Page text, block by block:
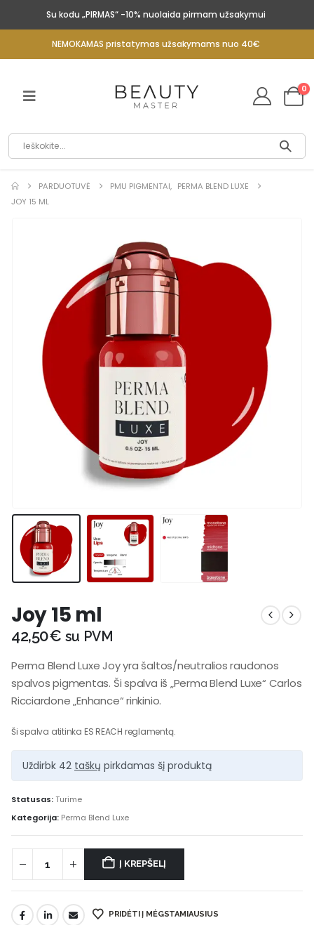
Su kodu „PIRMAS“ -10% nuolaida pirmam užsakymui
NEMOKAMAS pristatymas užsakymams nuo 40€
0
PARDUOTUVĖ PMU PIGMENTAI, PERMA BLEND LUXE
JOY 15 ML
Joy 15 ml
42,50€ su PVM
Perma Blend Luxe Joy yra šaltos/neutralios raudonos
spalvos pigmentas. Ši spalva iš „Perma Blend Luxe“ Carlos
Ricciardone „Enhance“ rinkinio.
Ši spalva atitinka ES REACH reglamentą.
Uždirbk 42 taškų pirkdamas šį produktą
Statusas:Turime
Kategorija: Perma Blend Luxe
Į KREPŠELĮ
PRIDĖTI Į MĖGSTAMIAUSIUS